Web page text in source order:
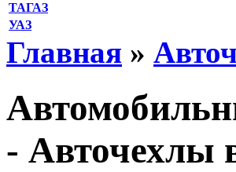
ТАГАЗ
УАЗ
Главная »
- Авточехлы